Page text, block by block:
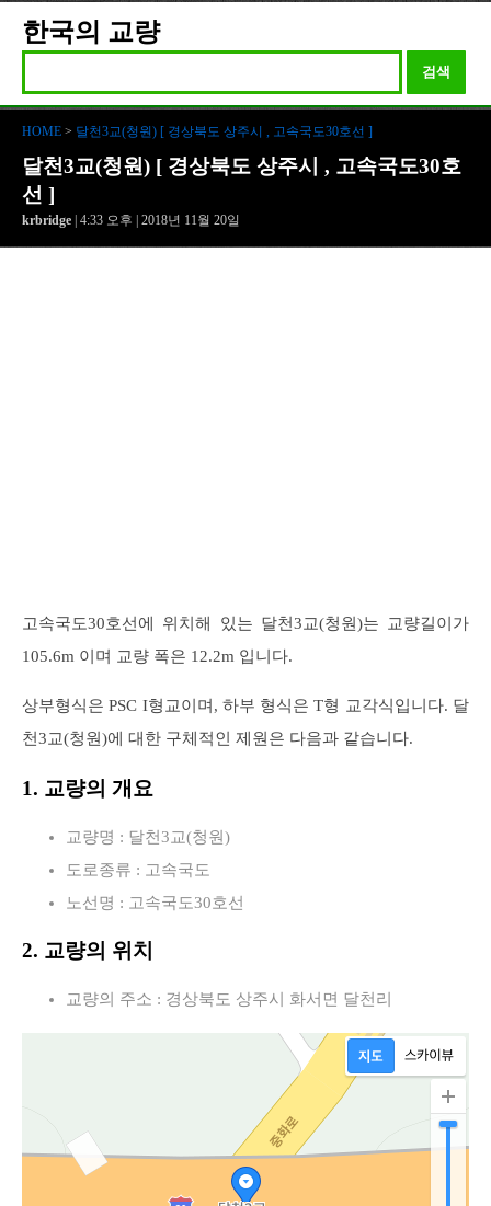
한국의 교량
검색
HOME > 달천3교(청원) [ 경상북도 상주시 , 고속국도30호선 ]
달천3교(청원) [ 경상북도 상주시 , 고속국도30호
선 ]
krbridge | 4:33 오후 | 2018년 11월 20일
고속국도30호선에 위치해 있는 달천3교(청원)는 교량길이가
105.6m 이며 교량 폭은 12.2m 입니다.
상부형식은 PSC I형교이며, 하부 형식은 T형 교각식입니다. 달
천3교(청원)에 대한 구체적인 제원은 다음과 같습니다.
1. 교량의 개요
교량명 : 달천3교(청원)
도로종류 : 고속국도
노선명 : 고속국도30호선
2. 교량의 위치
교량의 주소 : 경상북도 상주시 화서면 달천리